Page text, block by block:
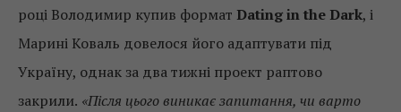
році Володимир купив формат Dating in the Dark, і
Марині Коваль довелося його адаптувати під
Україну, однак за два тижні проект раптово
закрили. «Після цього виникає запитання, чи варто